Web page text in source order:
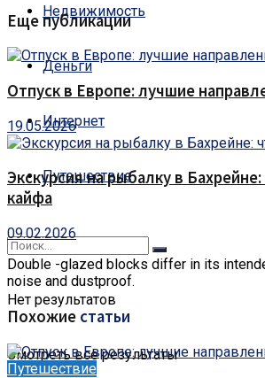
Недвижимость
Деньги
Интернет
Путешествие
Нет результатов
Смотреть все результаты
Еще публикации
Отпуск в Европе: лучшие
19.05.2026
Экскурсия на рыбалку в
кайфа
09.02.2026
Double -glazed blocks differ in its
noise and dustproof.
Похожие статьи
Путешествие